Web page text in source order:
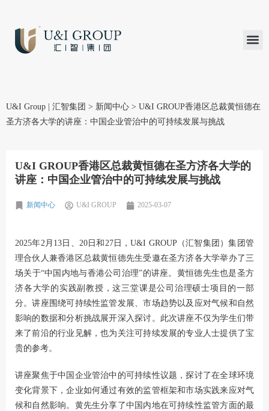
U&I Group | 汇智集团 > 新闻中心 > U&I GROUP香港区总裁黄恒德在
圣方济各大学的讲座：中国企业管治中的可持续发展与挑战
U&I GROUP香港区总裁黄恒德在圣方济各大学的
讲座：中国企业管治中的可持续发展与挑战
新闻中心 U&I GROUP 2025-03-07
2025年2月13日、20日和27日，U&I GROUP（汇智集团）集团管
理合伙人兼香港区总裁黄恒德先生受邀在圣方济各大学举办了三
场关于“中国内地与香港公司治理”的讲座。黄恒德先生也是圣方
济各大学的实践副教授，这三堂课是公司治理硕士项目的一部
分。讲座围绕可持续性监管发展、市场趋势以及应对气候和自然
影响的数据和分析挑战展开深入探讨。此次讲座不仅为学生们带
来了前沿的行业见解，也为关注可持续发展的专业人士提供了宝
贵的参考。
讲座聚焦于中国企业管治中的可持续性议题，探讨了在全球环境
变化背景下，企业如何通过有效的监管框架和市场实践来应对气
候和自然影响。黄先生分享了中国内地在可持续性监管方面的最